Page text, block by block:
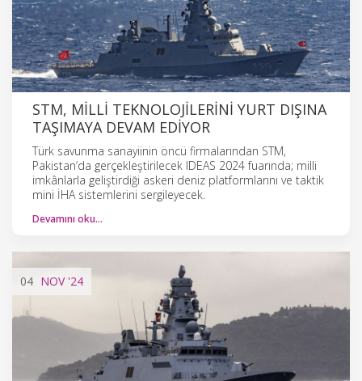
STM, MILLI TEKNOLOJILERINI YURT DIŞINA
TAŞIMAYA DEVAM EDIYOR
Türk savunma sanayiinin öncü firmalarından STM,
Pakistan’da gerçekleştirilecek IDEAS 2024 fuarında; milli
imkânlarla geliştirdiği askeri deniz platformlarını ve taktik
mini İHA sistemlerini sergileyecek.
Devamını oku…
04 NOV'24